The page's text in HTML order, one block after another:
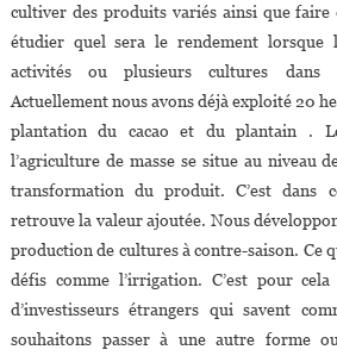
cultiver des produits variés ainsi que faire
étudier quel sera le rendement lorsque
activités ou plusieurs cultures dans
Actuellement nous avons déjà exploité 20
plantation du cacao et du plantain .
l’agriculture de masse se situe au niveau
transformation du produit. C’est dans
retrouve la valeur ajoutée. Nous
production de cultures à contre-saison. Ce
défis comme l’irrigation. C’est pour
d’investisseurs étrangers qui savent
souhaitons passer à une autre forme